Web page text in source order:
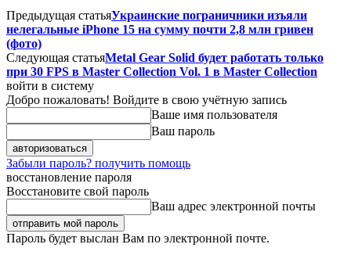
Предыдущая статьяУкраинские пограничники изъяли
нелегальные iPhone 15 на сумму почти 2,8 млн гривен
(фото)
Следующая статьяMetal Gear Solid будет работать только
при 30 FPS в Master Collection Vol. 1 в Master Collection
войти в систему
Добро пожаловать! Войдите в свою учётную запись
Ваше имя пользователя
Ваш пароль
Забыли пароль? получить помощь
восстановление пароля
Восстановите свой пароль
Ваш адрес электронной почты
Пароль будет выслан Вам по электронной почте.